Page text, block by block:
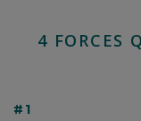
4 FORCES
#1